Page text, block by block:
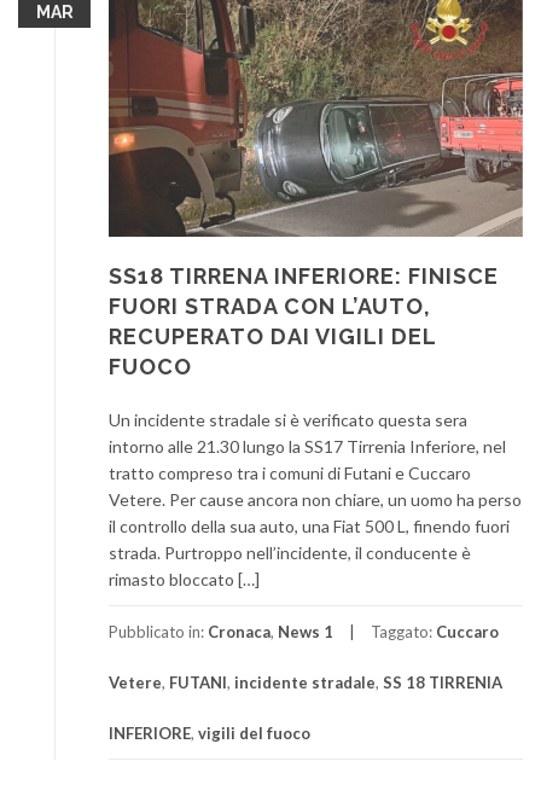
MAR
SS18 TIRRENA INFERIORE: FINISCE
FUORI STRADA CON L’AUTO,
RECUPERATO DAI VIGILI DEL
FUOCO
Un incidente stradale si è verificato questa sera
intorno alle 21.30 lungo la SS17 Tirrenia Inferiore, nel
tratto compreso tra i comuni di Futani e Cuccaro
Vetere. Per cause ancora non chiare, un uomo ha perso
il controllo della sua auto, una Fiat 500 L, finendo fuori
strada. Purtroppo nell’incidente, il conducente è
rimasto bloccato […]
Pubblicato in: Cronaca, News 1 Taggato: Cuccaro
Vetere, FUTANI, incidente stradale, SS 18 TIRRENIA
INFERIORE, vigili del fuoco